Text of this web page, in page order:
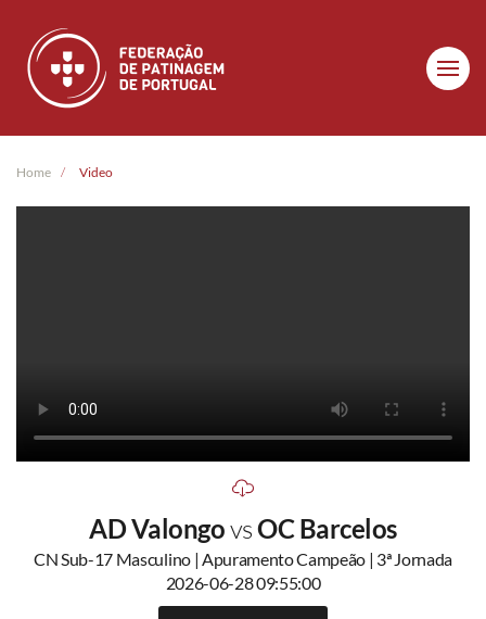
Skip to main content
Home Video
AD ValongovsOC Barcelos
CN Sub-17 Masculino | Apuramento Campeão | 3ª Jornada
2026-06-28 09:55:00